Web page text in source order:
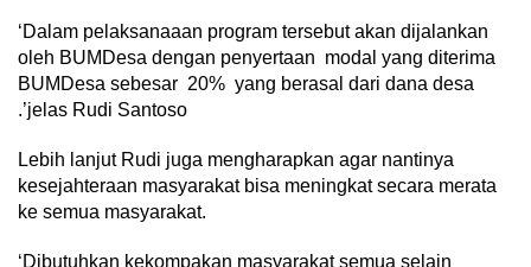
‘Dalam pelaksanaaan program tersebut akan dijalankan
oleh BUMDesa dengan penyertaan modal yang diterima
BUMDesa sebesar 20% yang berasal dari dana desa
.’jelas Rudi Santoso
Lebih lanjut Rudi juga mengharapkan agar nantinya
kesejahteraan masyarakat bisa meningkat secara merata
ke semua masyarakat.
‘Dibutuhkan kekompakan masyarakat semua selain